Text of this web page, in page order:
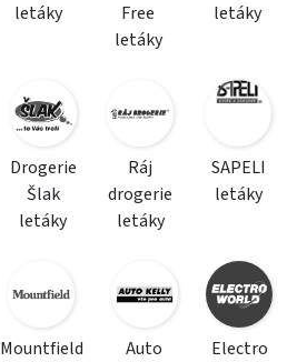
letáky
Free
letáky
letáky
Drogerie
Šlak
letáky
Ráj
drogerie
letáky
SAPELI
letáky
Mountfield
Auto
Electro